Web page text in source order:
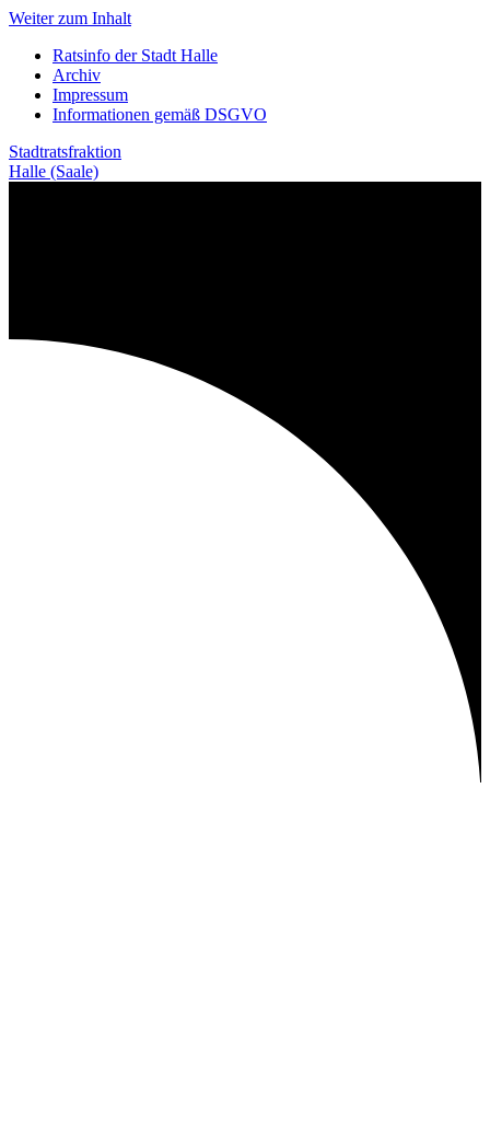
Weiter zum Inhalt
Ratsinfo der Stadt Halle
Archiv
Impressum
Informationen gemäß DSGVO
Stadtratsfraktion
Halle (Saale)